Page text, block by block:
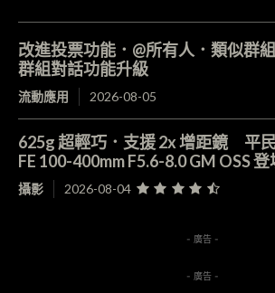
改進投票功能．@所有人．類似
群組對話功能升級
流動應用 2026-08-05
625g 超輕巧．支援 2x 增距鏡 平
FE 100-400mm F5.6-8.0 GM OSS 登
攝影 2026-08-04
- 廣告 -
- 廣告 -